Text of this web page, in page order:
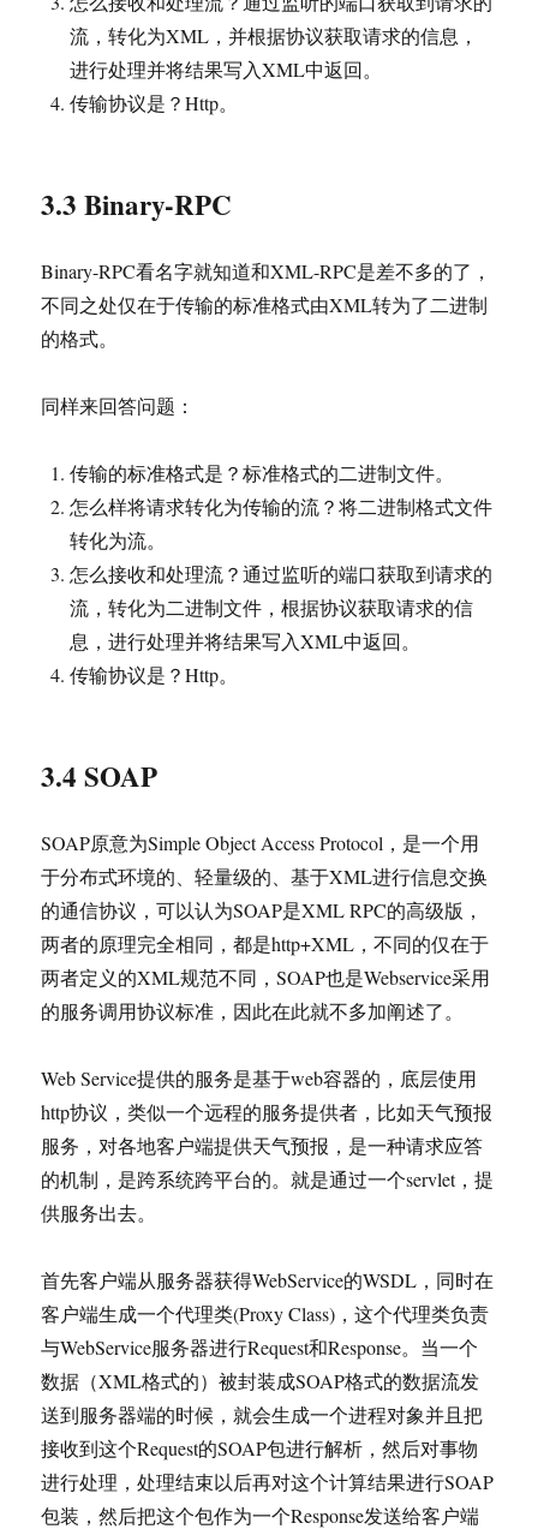
流，转化为XML，并根据协议获取请求的信息，
进行处理并将结果写入XML中返回。
传输协议是？Http。
3.3 Binary-RPC
Binary-RPC看名字就知道和XML-RPC是差不多的了，
不同之处仅在于传输的标准格式由XML转为了二进制
的格式。
同样来回答问题：
传输的标准格式是？标准格式的二进制文件。
怎么样将请求转化为传输的流？将二进制格式文件
转化为流。
怎么接收和处理流？通过监听的端口获取到请求的
流，转化为二进制文件，根据协议获取请求的信
息，进行处理并将结果写入XML中返回。
传输协议是？Http。
3.4 SOAP
SOAP原意为Simple Object Access Protocol，是一个用
于分布式环境的、轻量级的、基于XML进行信息交换
的通信协议，可以认为SOAP是XML RPC的高级版，
两者的原理完全相同，都是http+XML，不同的仅在于
两者定义的XML规范不同，SOAP也是Webservice采用
的服务调用协议标准，因此在此就不多加阐述了。
Web Service提供的服务是基于web容器的，底层使用
http协议，类似一个远程的服务提供者，比如天气预报
服务，对各地客户端提供天气预报，是一种请求应答
的机制，是跨系统跨平台的。就是通过一个servlet，提
供服务出去。
首先客户端从服务器获得WebService的WSDL，同时在
客户端生成一个代理类(Proxy Class)，这个代理类负责
与WebService服务器进行Request和Response。当一个
数据（XML格式的）被封装成SOAP格式的数据流发
送到服务器端的时候，就会生成一个进程对象并且把
接收到这个Request的SOAP包进行解析，然后对事物
进行处理，处理结束以后再对这个计算结果进行SOAP
包装，然后把这个包作为一个Response发送给客户端